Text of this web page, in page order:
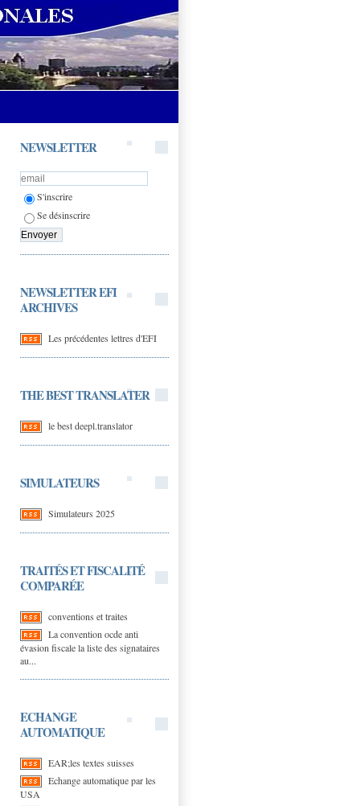
NEWSLETTER
S'inscrire
Se désinscrire
NEWSLETTER EFI
ARCHIVES
Les précédentes lettres d'EFI
THE BEST TRANSLATER
le best deepl.translator
SIMULATEURS
Simulateurs 2025
TRAITÉS ET FISCALITÉ
COMPARÉE
conventions et traites
La convention ocde anti
évasion fiscale la liste des signataires
au...
ECHANGE
AUTOMATIQUE
EAR;les textes suisses
Echange automatique par les
USA